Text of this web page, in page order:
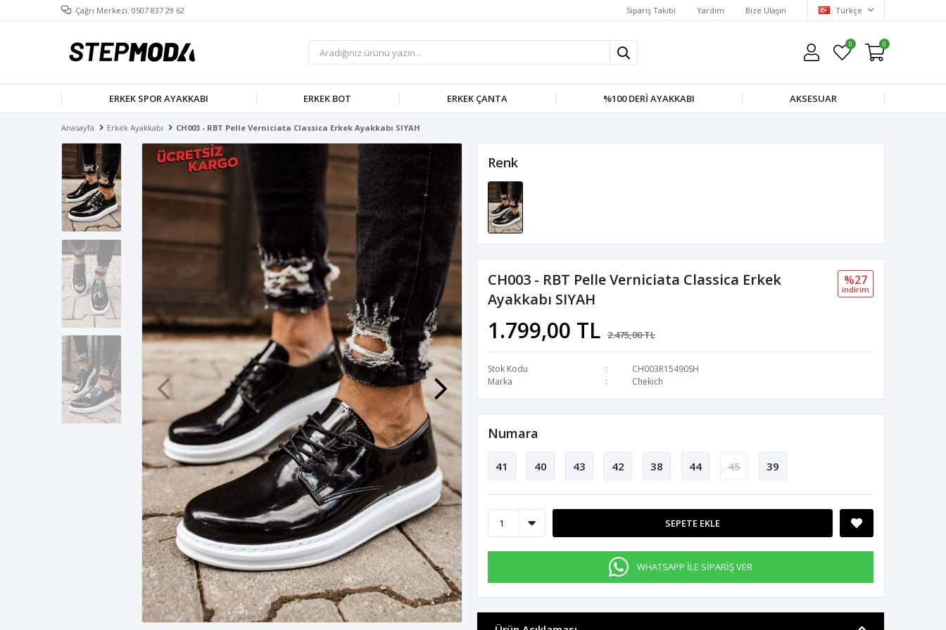
Çağrı Merkezi: 0507 837 29 62 Sipariş Takibi Yardım Bize Ulaşın Türkçe
0 0
ERKEK SPOR AYAKKABI ERKEK BOT ERKEK ÇANTA %100 DERI AYAKKABI AKSESUAR
Anasayfa Erkek Ayakkabı CH003 - RBT Pelle Verniciata Classica Erkek Ayakkabı SIYAH
CH003 - RBT Pelle Verniciata Classica Erkek
Ayakkabı SIYAH
1.799,00 TL 2.475,00 TL
%27
i̇ndi̇ri̇m
Stok Kodu
CH003R15490SH
Marka
Chekich
Renk
Numara
41 40 43 42 38 44 45 39
SEPETE EKLE
WHATSAPP İLE SİPARİŞ VER